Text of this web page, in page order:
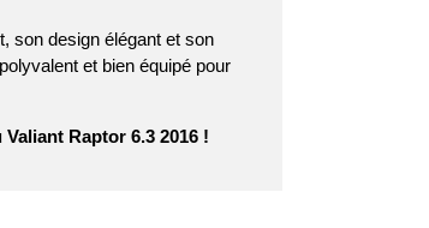
son design élégant et son
et bien équipé pour
Raptor 6.3 2016 !